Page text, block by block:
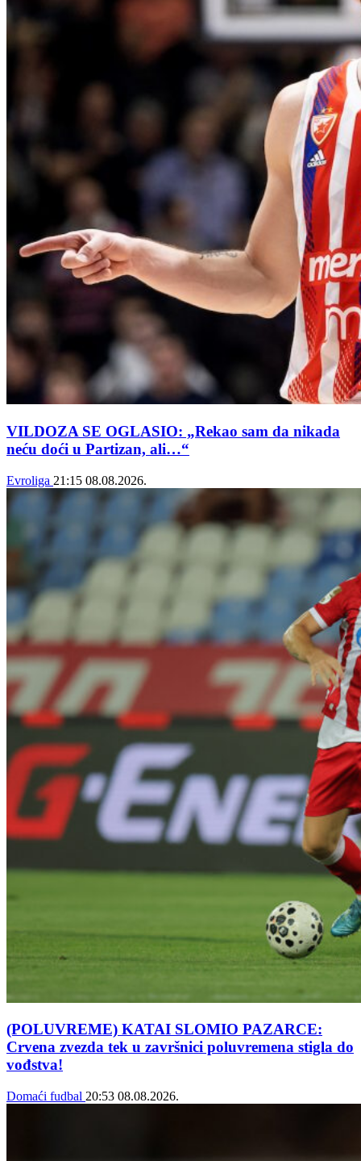
VILDOZA SE OGLASIO: „Rekao sam da nikada
neću doći u Partizan, ali…“
Evroliga 21:15 08.08.2026.
(POLUVREME) KATAI SLOMIO PAZARCE:
Crvena zvezda tek u završnici poluvremena stigla do
vođstva!
Domaći fudbal 20:53 08.08.2026.